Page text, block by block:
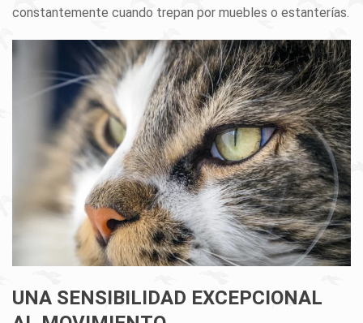
constantemente cuando trepan por muebles o estanterías.
UNA SENSIBILIDAD EXCEPCIONAL